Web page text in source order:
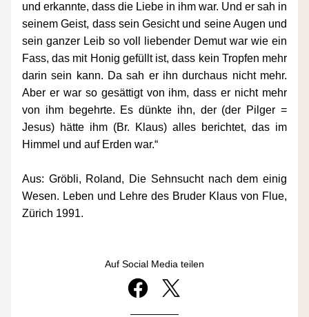
und erkannte, dass die Liebe in ihm war. Und er sah in
seinem Geist, dass sein Gesicht und seine Augen und
sein ganzer Leib so voll liebender Demut war wie ein
Fass, das mit Honig gefüllt ist, dass kein Tropfen mehr
darin sein kann. Da sah er ihn durchaus nicht mehr.
Aber er war so gesättigt von ihm, dass er nicht mehr
von ihm begehrte. Es dünkte ihn, der (der Pilger =
Jesus) hätte ihm (Br. Klaus) alles berichtet, das im
Himmel und auf Erden war.“
Aus: Gröbli, Roland, Die Sehnsucht nach dem einig
Wesen. Leben und Lehre des Bruder Klaus von Flue,
Zürich 1991.
Auf Social Media teilen